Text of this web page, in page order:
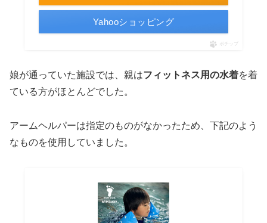
Yahooショッピング
ポチップ
娘が通っていた施設では、親はフィットネス用の水着を着
ている方がほとんどでした。
アームヘルパーは指定のものがなかったため、下記のよう
なものを使用していました。